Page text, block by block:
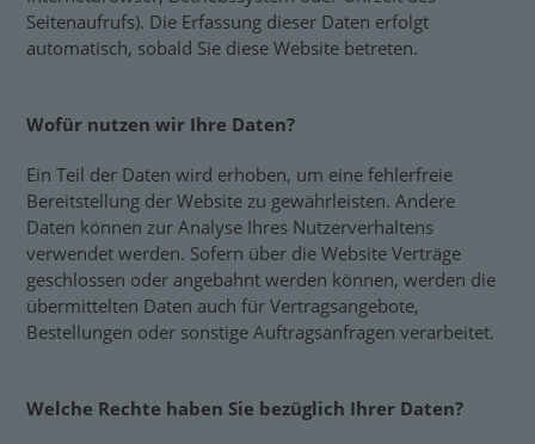
Seitenaufrufs). Die Erfassung dieser Daten erfolgt
automatisch, sobald Sie diese Website betreten.
Wofür nutzen wir Ihre Daten?
Ein Teil der Daten wird erhoben, um eine fehlerfreie
Bereitstellung der Website zu gewährleisten. Andere
Daten können zur Analyse Ihres Nutzerverhaltens
verwendet werden. Sofern über die Website Verträge
geschlossen oder angebahnt werden können, werden die
übermittelten Daten auch für Vertragsangebote,
Bestellungen oder sonstige Auftragsanfragen verarbeitet.
Welche Rechte haben Sie bezüglich Ihrer Daten?